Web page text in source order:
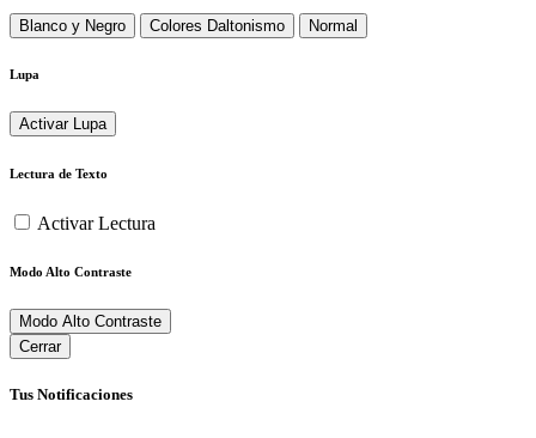
Blanco y Negro Colores Daltonismo Normal
Lupa
Activar Lupa
Lectura de Texto
Activar Lectura
Modo Alto Contraste
Modo Alto Contraste
Cerrar
Tus Notificaciones